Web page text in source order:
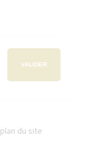
VALIDER
plan du site